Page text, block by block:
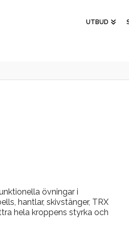
UTBUD
övningar i
hantlar, skivstänger, TRX
hela kroppens styrka och